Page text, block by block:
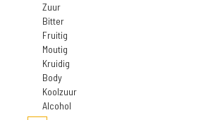
Zuur
Bitter
Fruitig
Moutig
Kruidig
Body
Koolzuur
Alcohol